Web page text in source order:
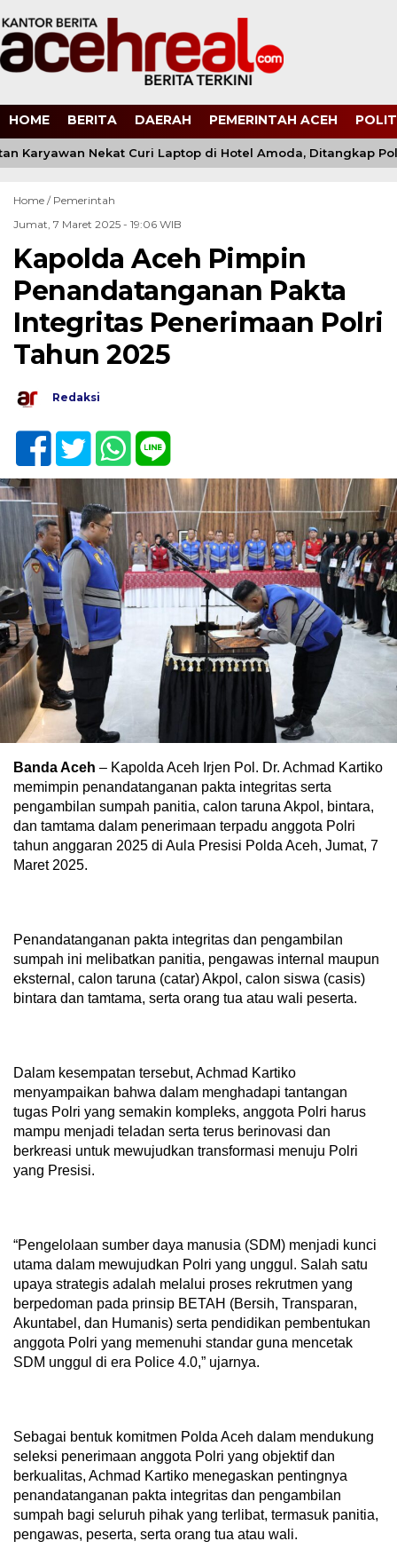
HOME BERITA DAERAH PEMERINTAH ACEH
Nekat Curi Laptop di Hotel Amoda, Ditangkap Polisi
Home / Pemerintah
Jumat, 7 Maret 2025 - 19:06 WIB
Kapolda Aceh Pimpin
Penandatanganan Pakta
Integritas Penerimaan Polri
Tahun 2025
Redaksi
Banda Aceh – Kapolda Aceh Irjen Pol. Dr. Achmad Kartiko
memimpin penandatanganan pakta integritas serta
pengambilan sumpah panitia, calon taruna Akpol, bintara,
dan tamtama dalam penerimaan terpadu anggota Polri
tahun anggaran 2025 di Aula Presisi Polda Aceh, Jumat, 7
Maret 2025.
Penandatanganan pakta integritas dan pengambilan
sumpah ini melibatkan panitia, pengawas internal maupun
eksternal, calon taruna (catar) Akpol, calon siswa (casis)
bintara dan tamtama, serta orang tua atau wali peserta.
Dalam kesempatan tersebut, Achmad Kartiko
menyampaikan bahwa dalam menghadapi tantangan
tugas Polri yang semakin kompleks, anggota Polri harus
mampu menjadi teladan serta terus berinovasi dan
berkreasi untuk mewujudkan transformasi menuju Polri
yang Presisi.
“Pengelolaan sumber daya manusia (SDM) menjadi kunci
utama dalam mewujudkan Polri yang unggul. Salah satu
upaya strategis adalah melalui proses rekrutmen yang
berpedoman pada prinsip BETAH (Bersih, Transparan,
Akuntabel, dan Humanis) serta pendidikan pembentukan
anggota Polri yang memenuhi standar guna mencetak
SDM unggul di era Police 4.0,” ujarnya.
Sebagai bentuk komitmen Polda Aceh dalam mendukung
seleksi penerimaan anggota Polri yang objektif dan
berkualitas, Achmad Kartiko menegaskan pentingnya
penandatanganan pakta integritas dan pengambilan
sumpah bagi seluruh pihak yang terlibat, termasuk panitia,
pengawas, peserta, serta orang tua atau wali.